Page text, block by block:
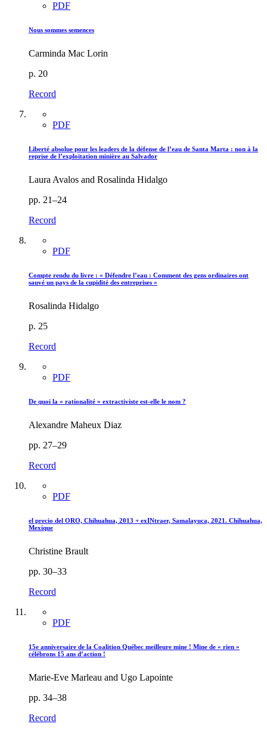
PDF
Nous sommes semences
Carminda Mac Lorin
p. 20
Record
PDF
Liberté absolue pour les leaders de la défense de l’eau de Santa Marta : non à la
reprise de l’exploitation minière au Salvador
Laura Avalos and Rosalinda Hidalgo
pp. 21–24
Record
PDF
Compte rendu du livre : « Défendre l’eau : Comment des gens ordinaires ont
sauvé un pays de la cupidité des entreprises »
Rosalinda Hidalgo
p. 25
Record
PDF
De quoi la « rationalité » extractiviste est-elle le nom ?
Alexandre Maheux Diaz
pp. 27–29
Record
PDF
el precio del ORO, Chihuahua, 2013 + exINtraer, Samalayuca, 2021. Chihuahua,
Mexique
Christine Brault
pp. 30–33
Record
PDF
15e anniversaire de la Coalition Québec meilleure mine ! Mine de « rien »
célébrons 15 ans d’action !
Marie-Eve Marleau and Ugo Lapointe
pp. 34–38
Record